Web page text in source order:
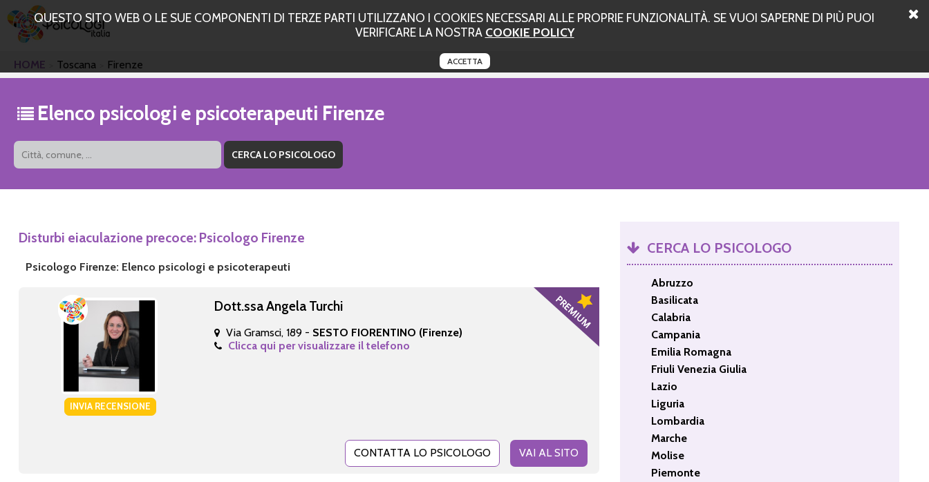
QUESTO SITO WEB O LE SUE COMPONENTI DI TERZE PARTI UTILIZZANO I COOKIES NECESSARI ALLE PROPRIE FUNZIONALITÀ. SE VUOI SAPERNE DI PIÙ PUOI
VERIFICARE LA NOSTRA COOKIE POLICY
ACCETTA
HOME Toscana Firenze
Elenco psicologi e psicoterapeuti Firenze
Disturbi eiaculazione precoce: Psicologo Firenze
Psicologo Firenze: Elenco psicologi e psicoterapeuti
INVIA RECENSIONE
Dott.ssa Angela Turchi
Via Gramsci, 189 - SESTO FIORENTINO (Firenze)
Clicca qui per visualizzare il telefono
CONTATTA LO PSICOLOGO VAI AL SITO
CERCA LO PSICOLOGO
Abruzzo
Basilicata
Calabria
Campania
Emilia Romagna
Friuli Venezia Giulia
Lazio
Liguria
Lombardia
Marche
Molise
Piemonte